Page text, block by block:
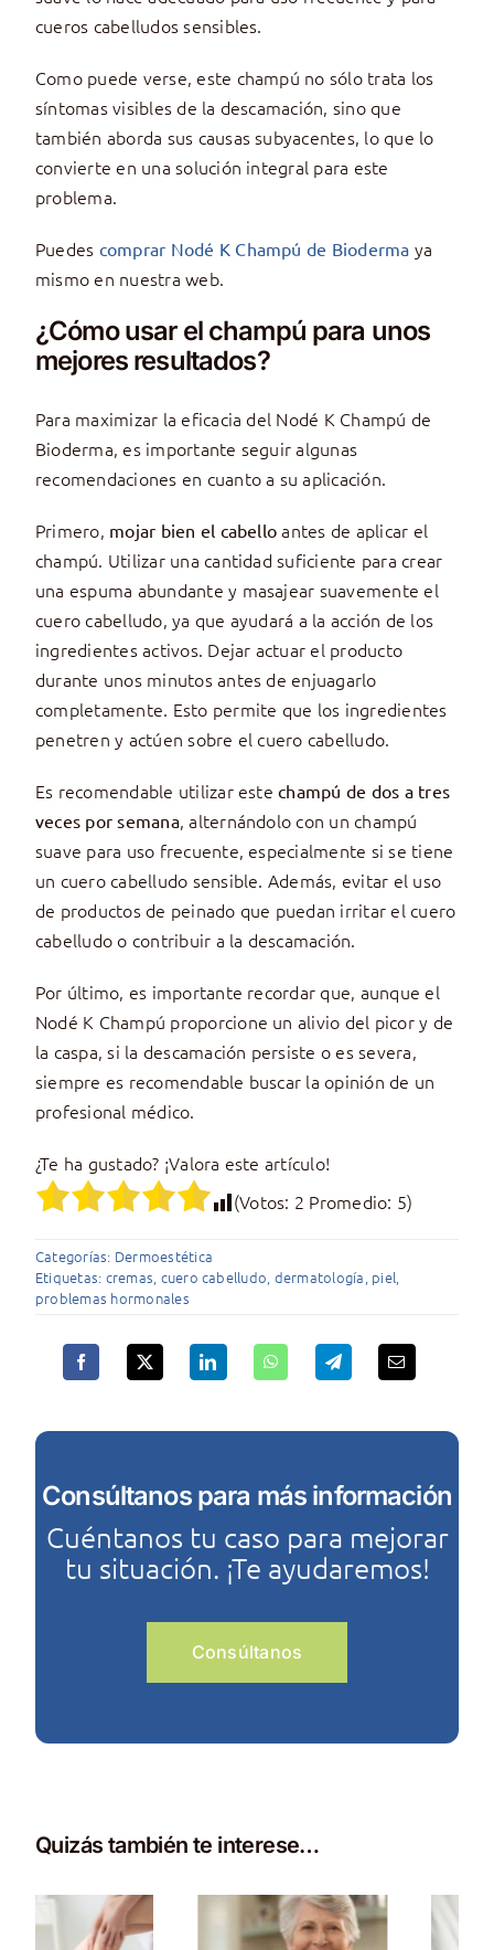
cueros cabelludos sensibles.
Como puede verse, este champú no sólo trata los
síntomas visibles de la descamación, sino que
también aborda sus causas subyacentes, lo que lo
convierte en una solución integral para este
problema.
Puedes comprar Nodé K Champú de Bioderma ya
mismo en nuestra web.
¿Cómo usar el champú para unos
mejores resultados?
Para maximizar la eficacia del Nodé K Champú de
Bioderma, es importante seguir algunas
recomendaciones en cuanto a su aplicación.
Primero, mojar bien el cabello antes de aplicar el
champú. Utilizar una cantidad suficiente para crear
una espuma abundante y masajear suavemente el
cuero cabelludo, ya que ayudará a la acción de los
ingredientes activos. Dejar actuar el producto
durante unos minutos antes de enjuagarlo
completamente. Esto permite que los ingredientes
penetren y actúen sobre el cuero cabelludo.
Es recomendable utilizar estechampú de dos a tres
veces por semana, alternándolo con un champú
suave para uso frecuente, especialmente si se tiene
un cuero cabelludo sensible. Además, evitar el uso
de productos de peinado que puedan irritar el cuero
cabelludo o contribuir a la descamación.
Por último, es importante recordar que, aunque el
Nodé K Champú proporcione un alivio del picor y de
la caspa, si la descamación persiste o es severa,
siempre es recomendable buscar la opinión de un
profesional médico.
¿Te ha gustado? ¡Valora este artículo!
(Votos: 2 Promedio: 5)
Categorías: Dermoestética
Etiquetas: cremas, cuero cabelludo, dermatología, piel,
problemas hormonales
Consúltanos para más información
Cuéntanos tu caso para mejorar
tu situación. ¡Te ayudaremos!
Consúltanos
Quizás también te interese…